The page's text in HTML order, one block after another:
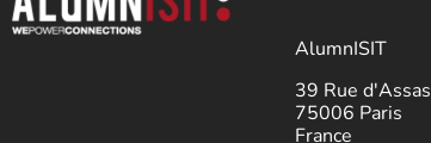
AlumnISIT
39 Rue d'Assas
75006 Paris
France